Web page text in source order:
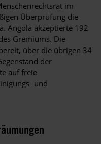
im
Überprüfung die
Angola akzeptierte 192
Gremiums. Die
über die übrigen 34
der
auf freie
und